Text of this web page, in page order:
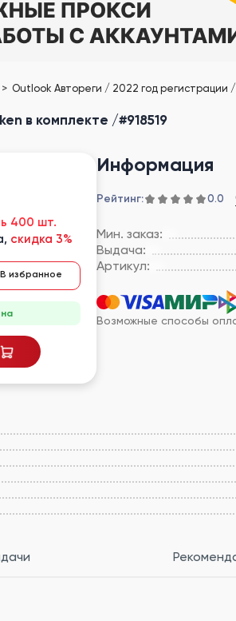
Outlook Автореги / 2022 год регистрации
в комплекте /#918519
Информация
Рейтинг: 0.0
Мин. заказ:
Выдача:
Артикул:
Возможные способы
400 шт.
скидка 3%
В избранное